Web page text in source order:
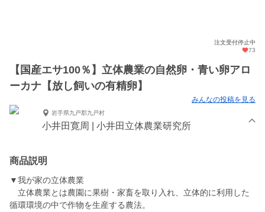
注文受付停止中
73
【国産エサ100％】立体農業の自然卵・青い卵アロ
ーカナ【放し飼いの有精卵】
みんなの投稿を見る
岩手県九戸郡九戸村
小井田寛周 | 小井田立体農業研究所
商品説明
▼我が家の立体農業
立体農業とは農園に果樹・家畜を取り入れ、立体的に利用した
循環環境の中で作物を生産する農法。